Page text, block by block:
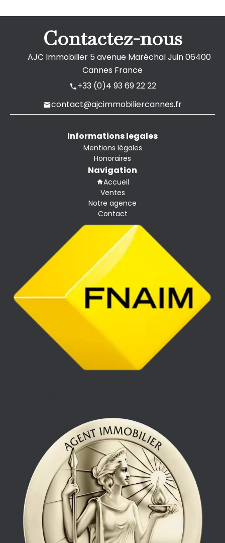
Contactez-nous
AJC Immobilier5 avenue Maréchal Juin06400
Cannes France
+33 (0)4 93 69 22 22
contact@ajcimmobiliercannes.fr
Informations legales
Mentions légales
Honoraires
Navigation
Accueil
Ventes
Notre agence
Contact